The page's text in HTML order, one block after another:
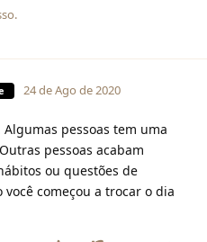
24 de Ago de 2020
pessoas tem uma
pessoas acabam
ou questões de
começou a trocar o dia